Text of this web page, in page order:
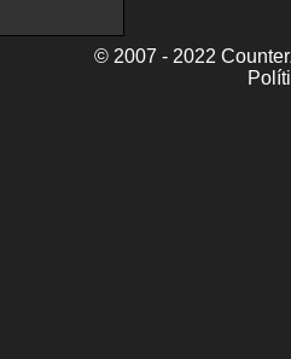
© 2007 - 2022